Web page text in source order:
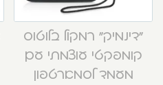
“דינמיק” רמקול בלוטוס
קומפקטי עוצמתי עם
מעמד לסמארטפון